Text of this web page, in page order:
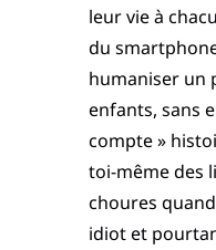
leur vie à
du
humaniser un
enfants, sans
compte »
toi-même des
choures
idiot et